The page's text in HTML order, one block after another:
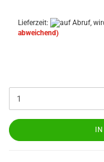
Lieferzeit:
abweichend)